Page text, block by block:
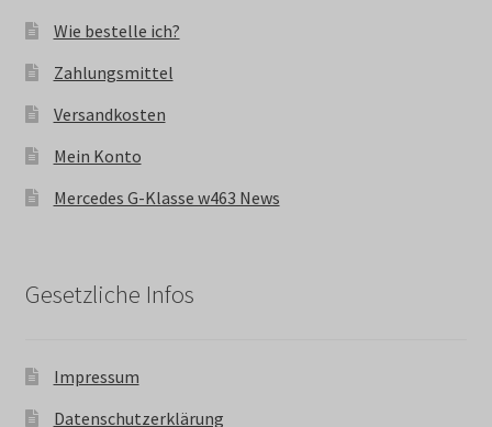
Wie bestelle ich?
Zahlungsmittel
Versandkosten
Mein Konto
Mercedes G-Klasse w463 News
Gesetzliche Infos
Impressum
Datenschutzerklärung